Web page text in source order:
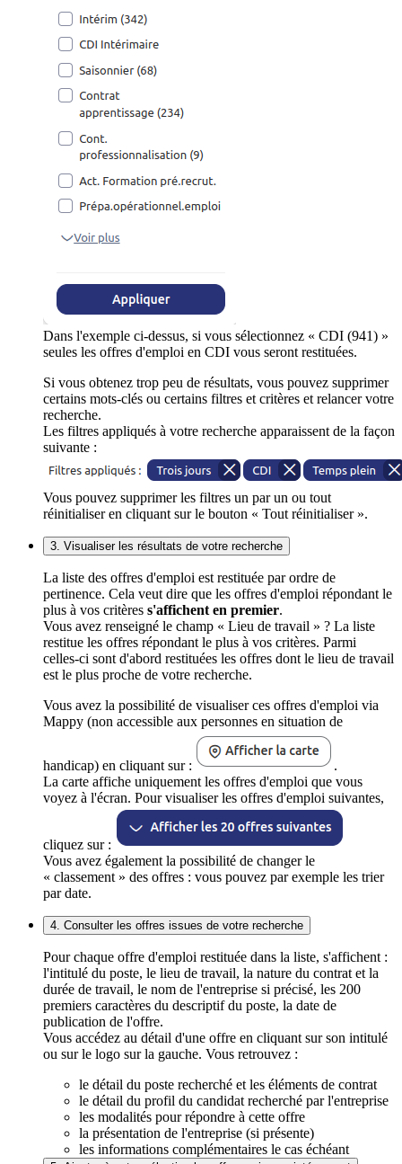
Dans l'exemple ci-dessus, si vous sélectionnez « CDI (941) »
seules les offres d'emploi en CDI vous seront restituées.
Si vous obtenez trop peu de résultats, vous pouvez supprimer
certains mots-clés ou certains filtres et critères et relancer votre
recherche.
Les filtres appliqués à votre recherche apparaissent de la façon
suivante :
Vous pouvez supprimer les filtres un par un ou tout
réinitialiser en cliquant sur le bouton « Tout réinitialiser ».
3. Visualiser les résultats de votre recherche
La liste des offres d'emploi est restituée par ordre de
pertinence. Cela veut dire que les offres d'emploi répondant le
plus à vos critères s'affichent en premier.
Vous avez renseigné le champ « Lieu de travail » ? La liste
restitue les offres répondant le plus à vos critères. Parmi
celles-ci sont d'abord restituées les offres dont le lieu de travail
est le plus proche de votre recherche.
Vous avez la possibilité de visualiser ces offres d'emploi via
Mappy (non accessible aux personnes en situation de
handicap) en cliquant sur :
.
La carte affiche uniquement les offres d'emploi que vous
voyez à l'écran. Pour visualiser les offres d'emploi suivantes,
cliquez sur :
Vous avez également la possibilité de changer le
« classement » des offres : vous pouvez par exemple les trier
par date.
4. Consulter les offres issues de votre recherche
Pour chaque offre d'emploi restituée dans la liste, s'affichent :
l'intitulé du poste, le lieu de travail, la nature du contrat et la
durée de travail, le nom de l'entreprise si précisé, les 200
premiers caractères du descriptif du poste, la date de
publication de l'offre.
Vous accédez au détail d'une offre en cliquant sur son intitulé
ou sur le logo sur la gauche. Vous retrouvez :
le détail du poste recherché et les éléments de contrat
le détail du profil du candidat recherché par l'entreprise
les modalités pour répondre à cette offre
la présentation de l'entreprise (si présente)
les informations complémentaires le cas échéant